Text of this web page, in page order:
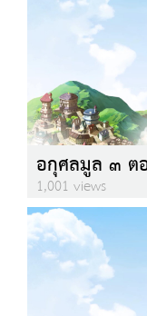
อกุศลมูล ๓
1,001 views